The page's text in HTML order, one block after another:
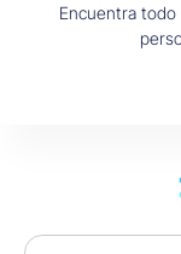
Encuentra